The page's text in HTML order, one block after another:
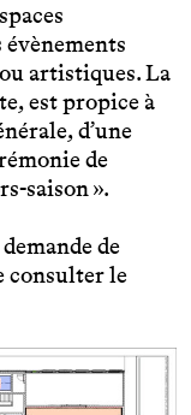
artistiques. La
est propice à
d’une
de
saison ».
de
consulter le